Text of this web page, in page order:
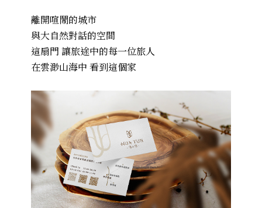
離開喧鬧的城市
與大自然對話的空間
這扇門 讓旅途中的每一位旅人
在雲渺山海中 看到這個家